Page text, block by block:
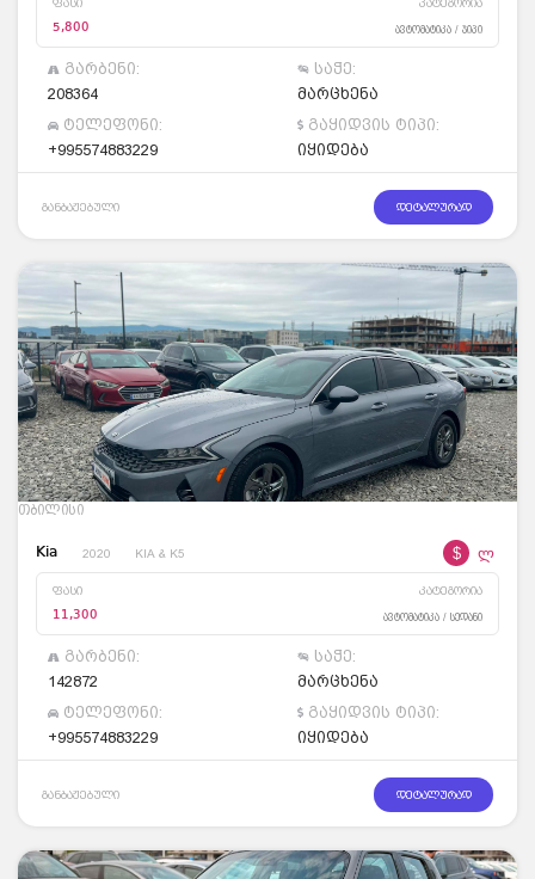
5,800 ავტომატიკა / ჯიპი
გარბენი:
208364
საჭე:
მარცხენა
ტელეფონი:
+995574883229
გაყიდვის ტიპი:
იყიდება
განბაჟებული დეტალურად
თბილისი
Kia 2020 KIA & K5 $ ლ
ფასი კატეგორია
11,300 ავტომატიკა / სედანი
გარბენი:
142872
საჭე:
მარცხენა
ტელეფონი:
+995574883229
გაყიდვის ტიპი:
იყიდება
განბაჟებული დეტალურად